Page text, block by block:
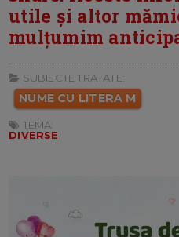
utile și altor
mulțumim
SUBIECTE TRATATE:
NUME CU LITERA M
TEMA:
DIVERSE